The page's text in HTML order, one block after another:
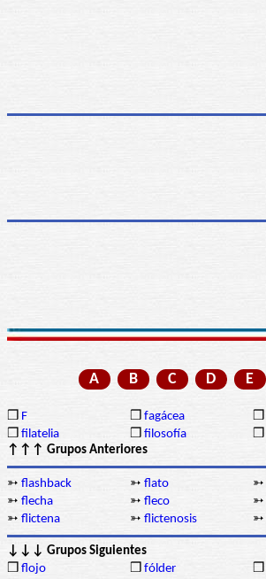
A B C D E
❒ F ❒ fagácea ❒
❒ filatelia ❒ filosofía ❒
↑↑↑ Grupos Anteriores
➳ flashback ➳ flato ➳
➳ flecha ➳ fleco ➳
➳ flictena ➳ flictenosis ➳
↓↓↓ Grupos Siguientes
❒ flojo ❒ fólder ❒